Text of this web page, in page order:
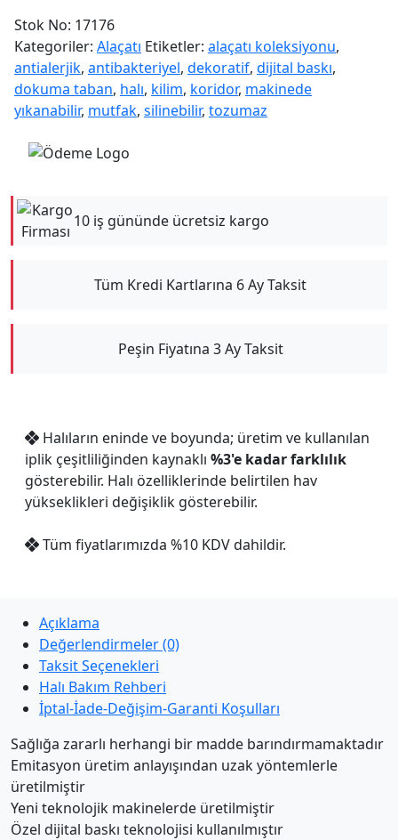
Stok No: 17176
Kategoriler: Alaçatı Etiketler: alaçatı koleksiyonu,
antialerjik, antibakteriyel, dekoratif, dijital baskı,
dokuma taban, halı, kilim, koridor, makinede
yıkanabilir, mutfak, silinebilir, tozumaz
10 iş gününde ücretsiz kargo
Tüm Kredi Kartlarına 6 Ay Taksit
Peşin Fiyatına 3 Ay Taksit
Halıların eninde ve boyunda; üretim ve kullanılan
iplik çeşitliliğinden kaynaklı %3'e kadar farklılık
gösterebilir. Halı özelliklerinde belirtilen hav
yükseklikleri değişiklik gösterebilir.
Tüm fiyatlarımızda %10 KDV dahildir.
Açıklama
Değerlendirmeler (0)
Taksit Seçenekleri
Halı Bakım Rehberi
İptal-İade-Değişim-Garanti Koşulları
Sağlığa zararlı herhangi bir madde barındırmamaktadır
Emitasyon üretim anlayışından uzak yöntemlerle
üretilmiştir
Yeni teknolojik makinelerde üretilmiştir
Özel dijital baskı teknolojisi kullanılmıştır